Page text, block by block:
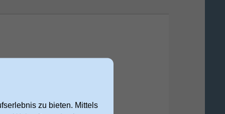
zu bieten. Mittels